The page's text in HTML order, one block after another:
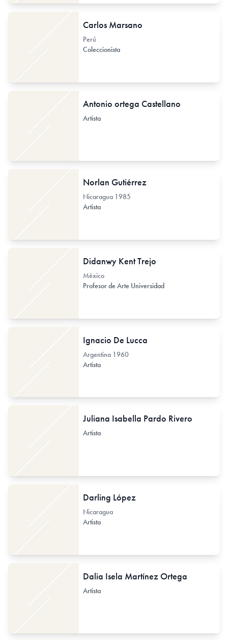
Carlos Marsano
Perú
Coleccionista
Antonio ortega Castellano
Artista
Norlan Gutiérrez
Nicaragua 1985
Artista
Didanwy Kent Trejo
México
Profesor de Arte Universidad
Ignacio De Lucca
Argentina 1960
Artista
Juliana Isabella Pardo Rivero
Artista
Darling López
Nicaragua
Artista
Dalia Isela Martínez Ortega
Artista